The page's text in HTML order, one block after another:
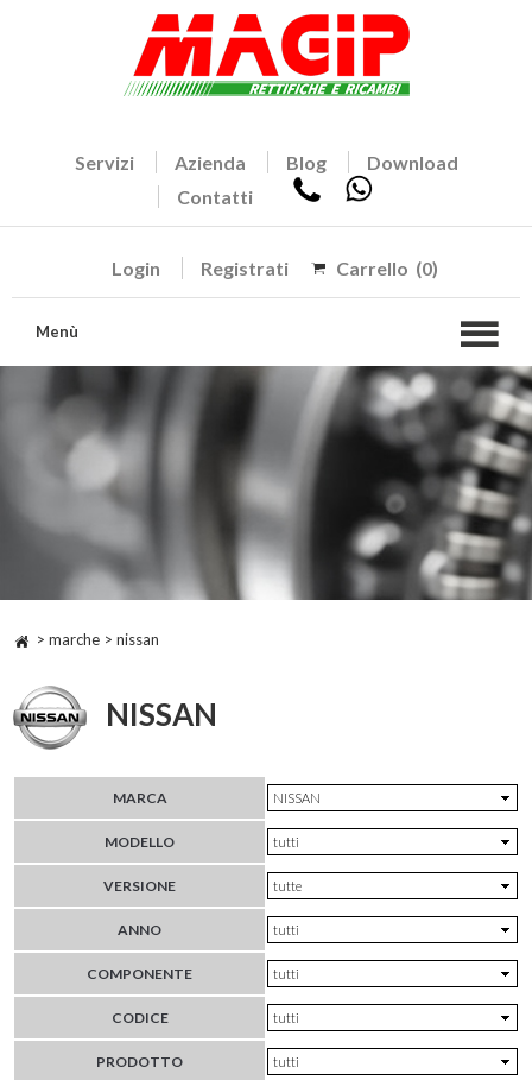
Servizi Azienda Blog
Download
Contatti
Login Registrati Carrello (0)
Menù
> marche > nissan
NISSAN
MARCA
MODELLO
VERSIONE
ANNO
COMPONENTE
CODICE
PRODOTTO